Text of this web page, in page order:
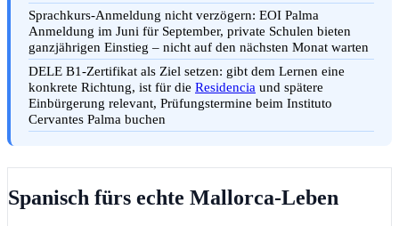
Sprachkurs-Anmeldung nicht verzögern: EOI Palma
Anmeldung im Juni für September, private Schulen bieten
ganzjährigen Einstieg – nicht auf den nächsten Monat warten
DELE B1-Zertifikat als Ziel setzen: gibt dem Lernen eine
konkrete Richtung, ist für die Residencia und spätere
Einbürgerung relevant, Prüfungstermine beim Instituto
Cervantes Palma buchen
Spanisch fürs echte Mallorca-Leben